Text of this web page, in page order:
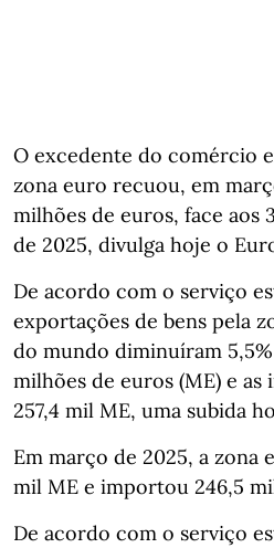
O excedente do comércio
zona euro recuou, em
milhões de euros, face aos
de 2025, divulga hoje o
De acordo com o serviço
exportações de bens pela
do mundo diminuíram
milhões de euros (ME) e
257,4 mil ME, uma subida
Em março de 2025, a zona
mil ME e importou 246,5
De acordo com o serviço